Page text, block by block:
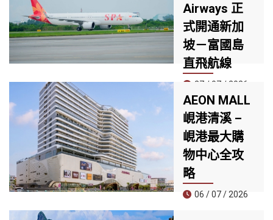
Airways 正
式開通新加
坡－富國島
直飛航線
27 / 07 / 2026
PhuQuoc
Airways（SPA）
正式開通新加坡－
富國島直飛航線，
這是航空公司開航
以來的第四條國際
AEON MALL
峴港清溪 –
峴港最大購
物中心全攻
略
06 / 07 / 2026